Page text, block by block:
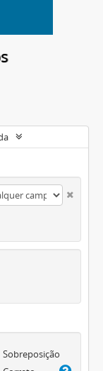
Sobreposição